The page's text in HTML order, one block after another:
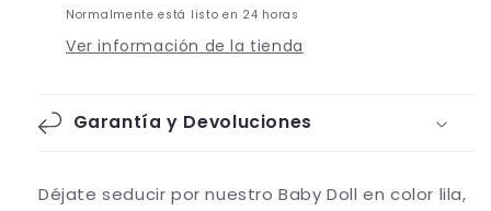
Normalmente está listo en 24 horas
Ver información de la tienda
Garantía y Devoluciones
Déjate seducir por nuestro Baby Doll en color lila,